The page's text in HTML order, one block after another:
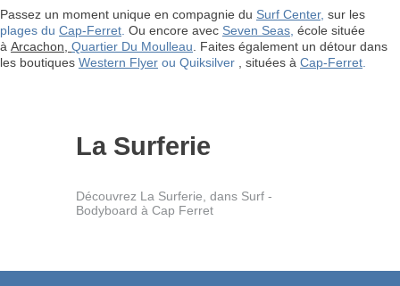
Passez un moment unique en compagnie du Surf Center, sur les
plages du Cap-Ferret Ou encore avec Seven Seas école située
à Arcachon, Quartier Du Moulleau . Faites également un détour dans
les boutiques Western Flyer ou Quiksilver , situées à Cap-Ferret
La Surferie
Découvrez La Surferie, dans Surf -
Bodyboard à Cap Ferret